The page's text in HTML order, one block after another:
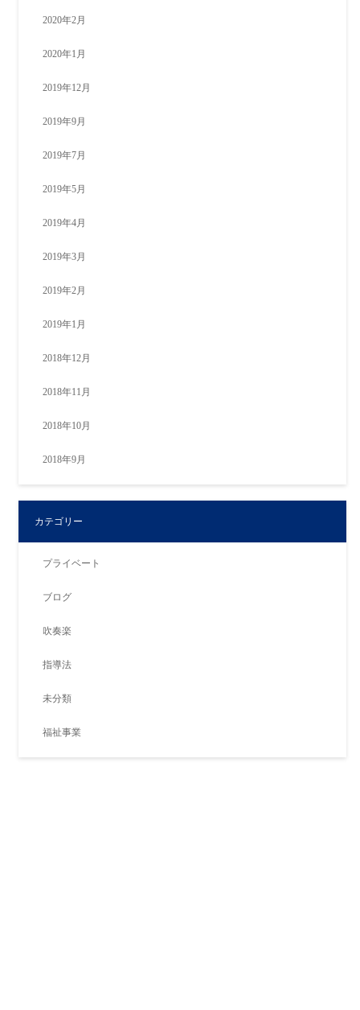
2020年2月
2020年1月
2019年12月
2019年9月
2019年7月
2019年5月
2019年4月
2019年3月
2019年2月
2019年1月
2018年12月
2018年11月
2018年10月
2018年9月
カテゴリー
プライベート
ブログ
吹奏楽
指導法
未分類
福祉事業